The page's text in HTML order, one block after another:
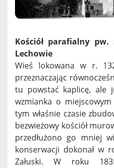
Kościół parafialny
Lechowie
Wieś lokowana w r.
przeznaczając
tu powstać kaplicę, ale
wzmianka o
tym właśnie czasie
bezwieżowy kościół
przedłużono go mniej
konserwacji dokonał w
Załuski. W roku